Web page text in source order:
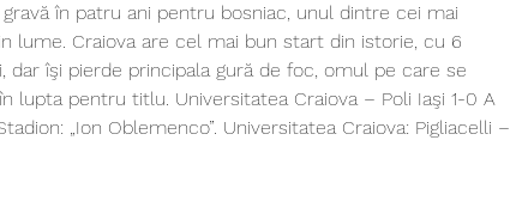
în patru ani pentru bosniac, unul dintre cei mai
lume. Craiova are cel mai bun start din istorie, cu 6
dar îşi pierde principala gură de foc, omul pe care se
lupta pentru titlu. Universitatea Craiova – Poli Iaşi 1-0 A
„Ion Oblemenco”. Universitatea Craiova: Pigliacelli –